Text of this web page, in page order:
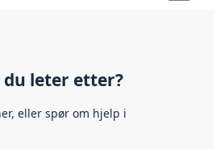
leter etter?
eller spør om hjelp i